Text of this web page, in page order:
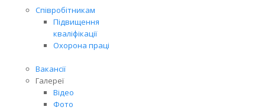
Співробітникам
Підвищення
кваліфікації
Охорона праці
Вакансії
Галереї
Відео
Фото